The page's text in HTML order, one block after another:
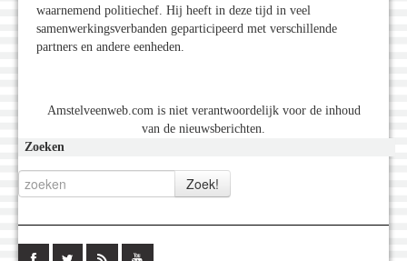
waarnemend politiechef. Hij heeft in deze tijd in veel
samenwerkingsverbanden geparticipeerd met verschillende
partners en andere eenheden.
Amstelveenweb.com is niet verantwoordelijk voor de inhoud
van de nieuwsberichten.
Zoeken